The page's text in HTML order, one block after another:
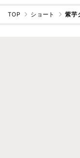
TOP ショート 紫芋